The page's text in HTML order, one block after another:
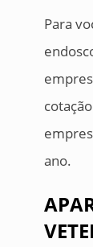
Para
ano.